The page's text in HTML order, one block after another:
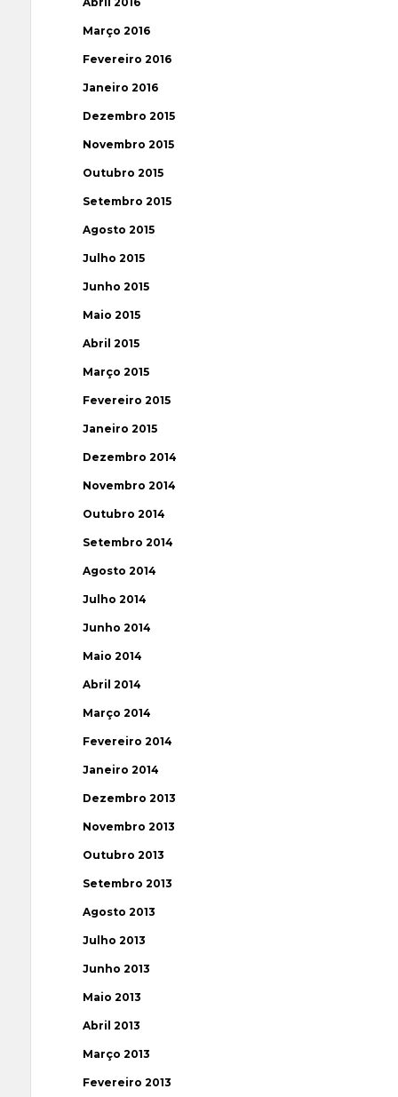
Março 2016
Fevereiro 2016
Janeiro 2016
Dezembro 2015
Novembro 2015
Outubro 2015
Setembro 2015
Agosto 2015
Julho 2015
Junho 2015
Maio 2015
Abril 2015
Março 2015
Fevereiro 2015
Janeiro 2015
Dezembro 2014
Novembro 2014
Outubro 2014
Setembro 2014
Agosto 2014
Julho 2014
Junho 2014
Maio 2014
Abril 2014
Março 2014
Fevereiro 2014
Janeiro 2014
Dezembro 2013
Novembro 2013
Outubro 2013
Setembro 2013
Agosto 2013
Julho 2013
Junho 2013
Maio 2013
Abril 2013
Março 2013
Fevereiro 2013